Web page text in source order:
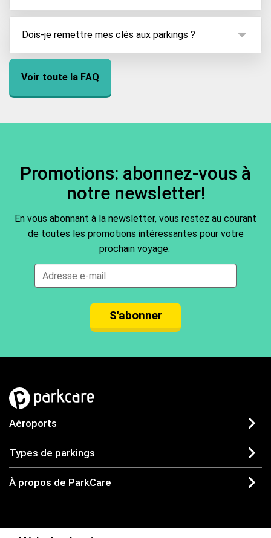
Etats-Unis ont eux aussi des liaisons directs avec
cet aéroport.
L'aéroport de Genève se trouve en Suisse proche de
la frontière française. Par rapport à Genève centre-
kilomètres, le rendant facilement accessible en
voiture.
Dois-je remettre mes clés aux parkings ?
Ceci dépend des prestataires. Par exemple, avec
les parkings proposant un service de voiturier, vous
Voir toute la FAQ
Promotions: abonnez-vous à
notre newsletter!
En vous abonnant à la newsletter, vous restez au courant
de toutes les promotions intéressantes pour votre
prochain voyage.
S'abonner
Aéroports
Types de parkings
À propos de ParkCare